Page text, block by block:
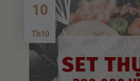
10
Th10